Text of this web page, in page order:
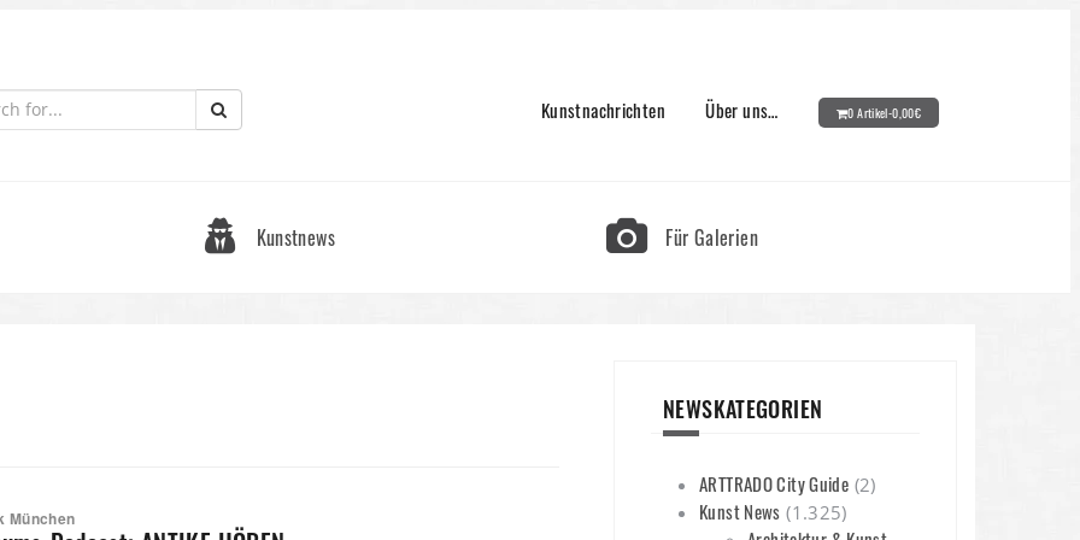
Kunstnachrichten Über uns… 0 Artikel-0,00€
Kunstnews Für Galerien
München
NEWSKATEGORIEN
ARTTRADO City Guide (2)
Kunst News (1.325)